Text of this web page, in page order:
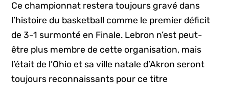
Ce championnat restera toujours gravé dans
l’histoire du basketball comme le premier déficit
de 3-1 surmonté en Finale. Lebron n’est peut-
être plus membre de cette organisation, mais
l’était de l’Ohio et sa ville natale d’Akron seront
toujours reconnaissants pour ce titre